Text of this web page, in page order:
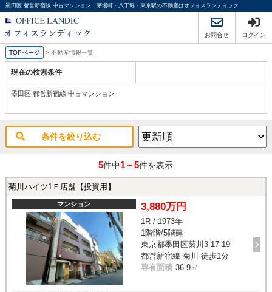
墨田区 都営新宿線 中古マンション｜茅場町・八丁堀・東京駅の不動産はオフィスランディック
お問合せ ログイン
TOPページ > 不動産情報一覧
現在の検索条件
墨田区 都営新宿線 中古マンション
条件を絞り込む
5件中1～5件を表示
菊川ハイツ1Ｆ店舗【投資用】
マンション 3,880万円
1R / 1973年
1階階/5階建
東京都墨田区菊川3-17-19
都営新宿線 菊川 徒歩1分
専有面積 36.9㎡